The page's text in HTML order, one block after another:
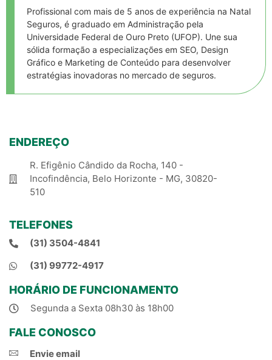
Profissional com mais de 5 anos de experiência na Natal
Seguros, é graduado em Administração pela
Universidade Federal de Ouro Preto (UFOP). Une sua
sólida formação a especializações em SEO, Design
Gráfico e Marketing de Conteúdo para desenvolver
estratégias inovadoras no mercado de seguros.
ENDEREÇO
R. Efigênio Cândido da Rocha, 140 -
Incofindência, Belo Horizonte - MG, 30820-
510
TELEFONES
(31) 3504-4841
(31) 99772-4917
HORÁRIO DE FUNCIONAMENTO
Segunda a Sexta 08h30 às 18h00
FALE CONOSCO
Envie email